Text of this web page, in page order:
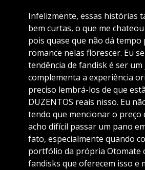
Infelizmente, essas histórias
bem curtas, o que me
pois quase que não dá tempo
romance nelas florescer. Eu
tendência de fandisk é ser
complementa a experiência
preciso lembrá-los de que
DUZENTOS reais nisso. Eu
tendo que mencionar o preço
acho difícil passar um pano
fato, especialmente quando
portfólio da própria Otomate
fandisks que oferecem isso e